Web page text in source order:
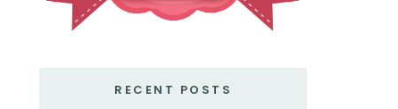
RECENT POSTS